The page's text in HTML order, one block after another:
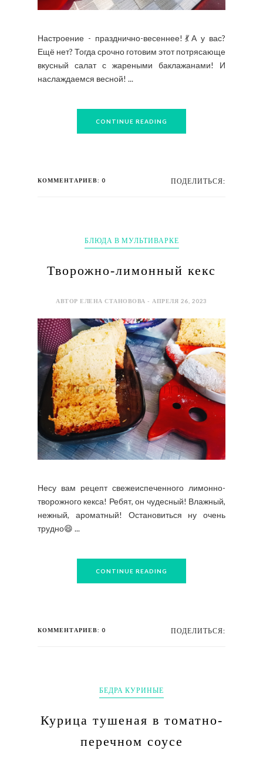
Настроение - празднично-весеннее!💃А у вас?
Ещё нет? Тогда срочно готовим этот потрясающе
вкусный салат с жареными баклажанами! И
наслаждаемся весной! ...
CONTINUE READING
КОММЕНТАРИЕВ: 0 ПОДЕЛИТЬСЯ:
БЛЮДА В МУЛЬТИВАРКЕ
Творожно-лимонный кекс
АВТОР ЕЛЕНА СТАНОВОВА - АПРЕЛЯ 26, 2023
Несу вам рецепт свежеиспеченного лимонно-
творожного кекса! Ребят, он чудесный! Влажный,
нежный, ароматный! Остановиться ну очень
трудно😄 ...
CONTINUE READING
КОММЕНТАРИЕВ: 0 ПОДЕЛИТЬСЯ:
БЕДРА КУРИНЫЕ
Курица тушеная в томатно-
перечном соусе